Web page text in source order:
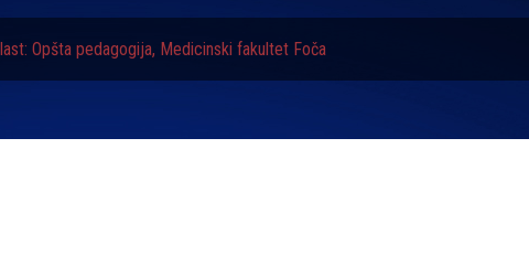
Opšta pedagogija, Medicinski fakultet Foča